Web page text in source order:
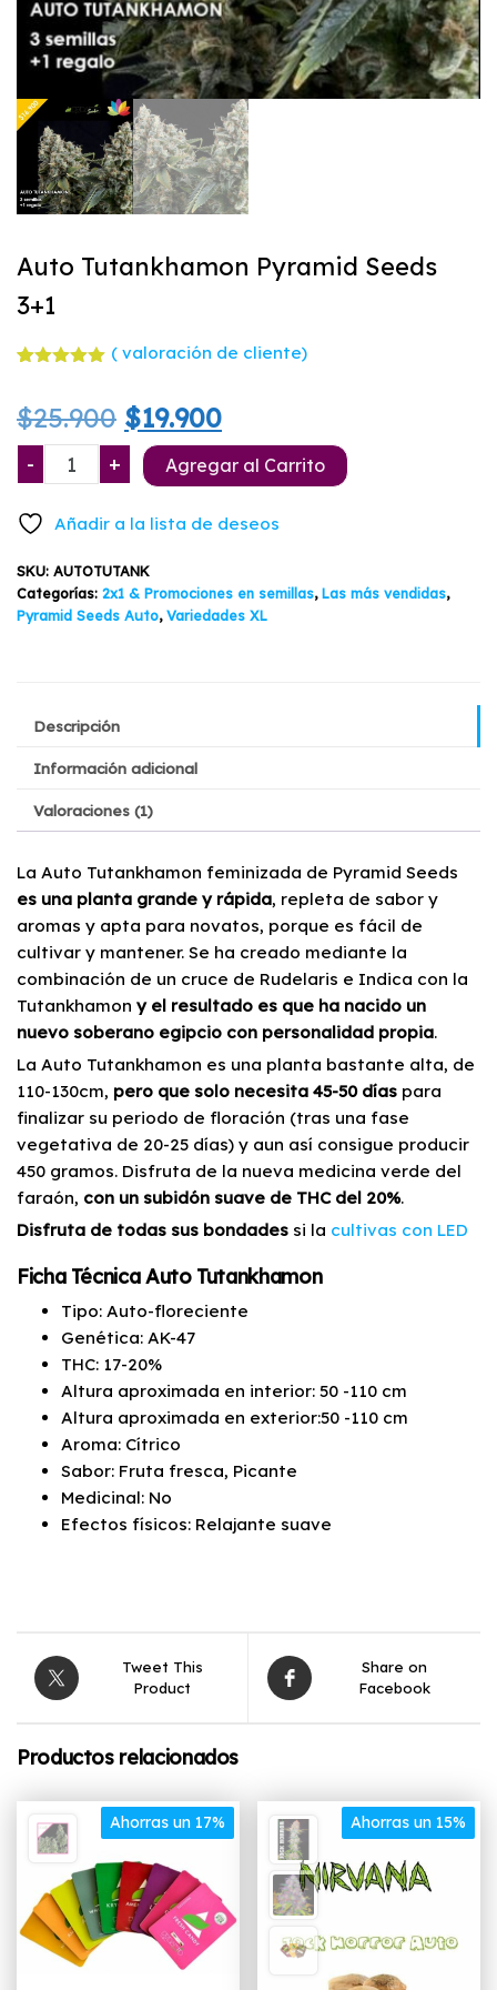
Auto Tutankhamon Pyramid Seeds
3+1
de 5 en
base a
valoración
de un
( valoración de cliente)
$25.900 El
precio
$25.900.
$19.900El
precio
$19.900.
-
Auto
Tutankhamon
Seeds
3+1
cantidad
+ Agregar al Carrito
Añadir a la lista de deseos
SKU: AUTOTUTANK
Categorías: 2x1 & Promociones en semillas,Las más vendidas,
Pyramid Seeds Auto,Variedades XL
Descripción
Información adicional
Valoraciones (1)
La Auto Tutankhamon feminizada de Pyramid Seeds
es una planta grande y rápida, repleta de sabor y
aromas y apta para novatos, porque es fácil de
cultivar y mantener. Se ha creado mediante la
combinación de un cruce de Rudelaris e Indica con la
Tutankhamon y el resultado es que ha nacido un
nuevo soberano egipcio con personalidad propia.
La Auto Tutankhamon es una planta bastante alta, de
110-130cm, pero que solo necesita 45-50 días para
finalizar su periodo de floración (tras una fase
vegetativa de 20-25 días) y aun así consigue producir
450 gramos. Disfruta de la nueva medicina verde del
faraón, con un subidón suave de THC del 20%.
Disfruta de todas sus bondades si la cultivas con LED
Ficha Técnica Auto Tutankhamon
Tipo: Auto-floreciente
Genética: AK-47
THC: 17-20%
Altura aproximada en interior: 50 -110 cm
Altura aproximada en exterior:50 -110 cm
Aroma: Cítrico
Sabor: Fruta fresca, Picante
Medicinal: No
Efectos físicos: Relajante suave
Tweet This
Product
Share on
Facebook
Productos relacionados
Ahorras un 17% Ahorras un 15%